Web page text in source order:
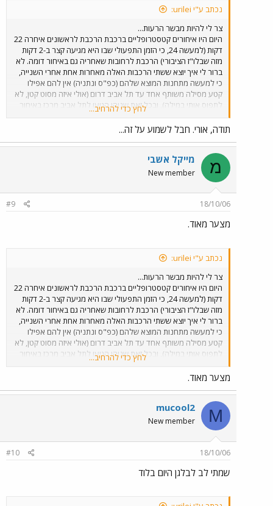
נכתב ע"י urilei:
צר לי להיות מבשר הרעות...
היום היו איחורים קטסטרופליים ברכבת הרכבת לראשונים איחרה 22
דקות (למעשה 24, כי הזמן התפעולי שבו היא מגיעה קצר ב-2 דקות
מזה שבלו"ז הציבורי) הרכבת לרחובות שאחריה גם באיחור דומה. לא
ברור לי איך יוצא ששתי הרכבות האלה מאחרות אחת אחרי השנייה,
כי למעשה מתחנות המוצא שלהם (כפ"ס ונתניה) אין להם אפילו
קטע מסילה משותף אחד עד תל אביב דרום (אולי איזה מסוט קטן, לא
לתפוס אותי במילה), ובכל זאת שניהן הגיעו לתל אביב מרכז באיחור
של למעלה מ-15 דקות עד כמה שהבנתי הרכבת מהקו של בועז
הבנתי הייתה צריכה לצאת ב-16:34.
לחץ כדי להרחיב...
תודה, אורי. חבל לשמוע על זה...
מ מייקל אשבי
New member
18/10/06
#9
מצער מאוד.
נכתב ע"י urilei:
צר לי להיות מבשר הרעות...
היום היו איחורים קטסטרופליים ברכבת הרכבת לראשונים איחרה 22
דקות (למעשה 24, כי הזמן התפעולי שבו היא מגיעה קצר ב-2 דקות
מזה שבלו"ז הציבורי) הרכבת לרחובות שאחריה גם באיחור דומה. לא
ברור לי איך יוצא ששתי הרכבות האלה מאחרות אחת אחרי השנייה,
כי למעשה מתחנות המוצא שלהם (כפ"ס ונתניה) אין להם אפילו
קטע מסילה משותף אחד עד תל אביב דרום (אולי איזה מסוט קטן, לא
לתפוס אותי במילה), ובכל זאת שניהן הגיעו לתל אביב מרכז באיחור
של למעלה מ-15 דקות עד כמה שהבנתי הרכבת מהקו של בועז
לחץ כדי להרחיב...
מצער מאוד.
M
mucool2
New member
18/10/06
#10
שמתי לב לבלגן היום בלוד